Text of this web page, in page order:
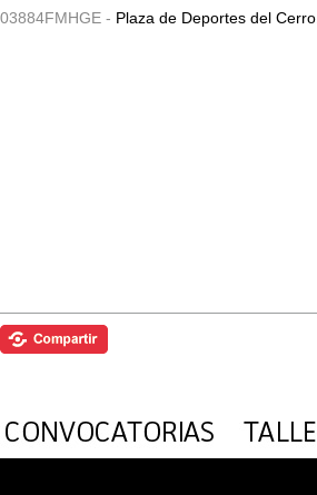
03884FMHGE - Plaza de Deportes del Cerro.